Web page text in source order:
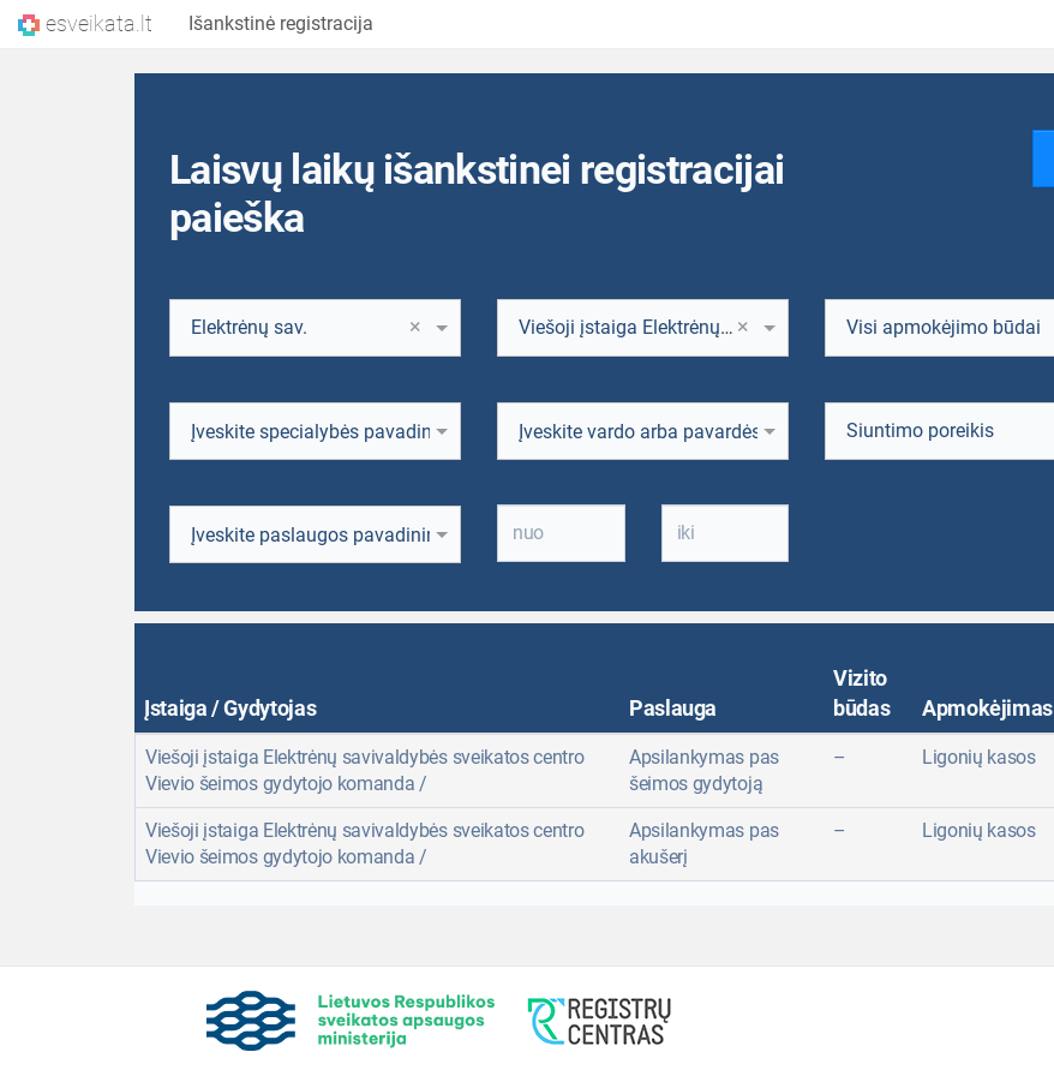
esveikata.lt Išankstinė registracija
Laisvų laikų išankstinei registracijai
paieška
Elektrėnų sav. × Viešoji įstaiga Elektrėnų savivaldybės sveikatos centro Vievio šeimos gydytojo komanda, Vievis, Liepų g. 16 × Visi apmokėjimo būdai
Įveskite specialybės pavadinimo fragmentąĮveskite vardo arba pavardės fragmentąSiuntimo poreikis
Įveskite paslaugos pavadinimo fragmentą
Įstaiga / Gydytojas Paslauga
Vizito
būdas
Apmokėjimas
Viešoji įstaiga Elektrėnų savivaldybės sveikatos centro
Vievio šeimos gydytojo komanda /
Apsilankymas pas
šeimos gydytoją
– Ligonių kasos
Viešoji įstaiga Elektrėnų savivaldybės sveikatos centro
Vievio šeimos gydytojo komanda /
Apsilankymas pas
akušerį
– Ligonių kasos